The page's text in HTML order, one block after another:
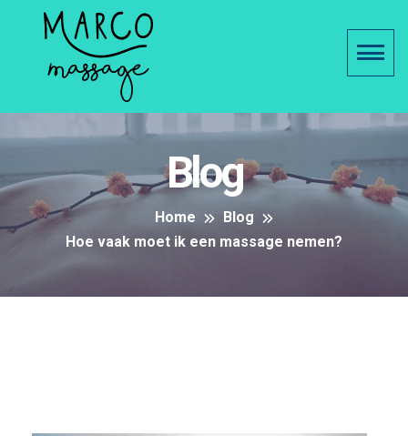
Blog
Home
Blog
Hoe vaak moet ik een massage nemen?